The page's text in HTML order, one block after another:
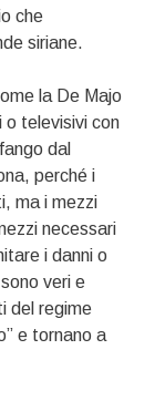
che
siriane.
la De Majo
o televisivi con
dal
perché i
ma i mezzi
necessari
i danni o
veri e
del regime
e tornano a